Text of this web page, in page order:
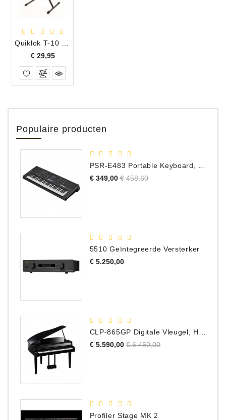
€ 29,95Prijs
Populaire producten
€ 349,00 Normale
€ 458,60Prijs
5510 Geïntegreerde Versterker
€ 5.250,00Prijs
CLP-865GP Digitale Vleugel, Hoogglans Zwart, DEMO Model
€ 5.590,00 Normale
€ 6.450,00Prijs
Profiler Stage MK 2